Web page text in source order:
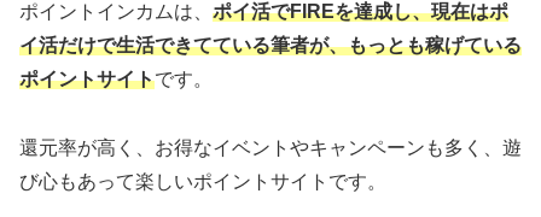
ポイントインカムは、 ポイ活でFIREを達成し、現在はポ
イ活だけで生活できてている筆者が、もっとも稼げている
ポイントサイトです。
還元率が高く、お得なイベントやキャンペーンも多く、遊
び心もあって楽しいポイントサイトです。